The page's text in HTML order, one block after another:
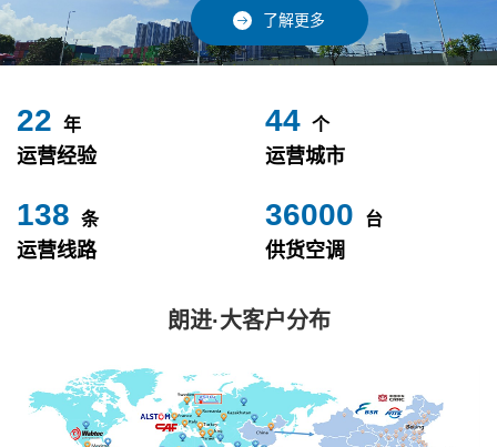
了解更多
24 年
运营经验
49 个
运营城市
153 条
运营线路
40000 台
供货空调
朗进·大客户分布